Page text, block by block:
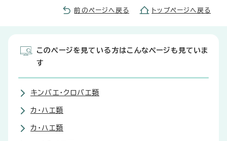
前のページへ戻る トップページへ戻る
このページを見ている方はこんなページも見ていま
す
キンバエ・クロバエ類
カ・ハエ類
カ・ハエ類